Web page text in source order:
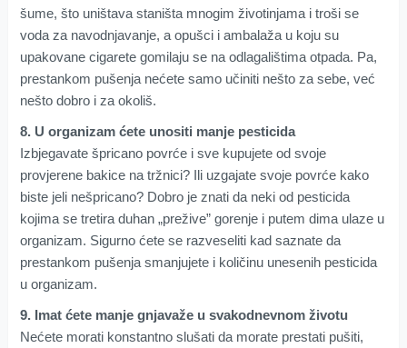
šume, što uništava staništa mnogim životinjama i troši se
voda za navodnjavanje, a opušci i ambalaža u koju su
upakovane cigarete gomilaju se na odlagalištima otpada. Pa,
prestankom pušenja nećete samo učiniti nešto za sebe, već
nešto dobro i za okoliš.
8. U organizam ćete unositi manje pesticida
Izbjegavate špricano povrće i sve kupujete od svoje
provjerene bakice na tržnici? Ili uzgajate svoje povrće kako
biste jeli nešpricano? Dobro je znati da neki od pesticida
kojima se tretira duhan „prežive” gorenje i putem dima ulaze u
organizam. Sigurno ćete se razveseliti kad saznate da
prestankom pušenja smanjujete i količinu unesenih pesticida
u organizam.
9. Imat ćete manje gnjavaže u svakodnevnom životu
Nećete morati konstantno slušati da morate prestati pušiti,